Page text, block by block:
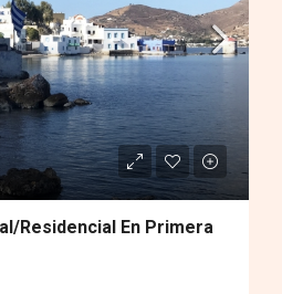
residencial En Primera